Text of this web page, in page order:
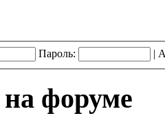
Пароль: |
форуме